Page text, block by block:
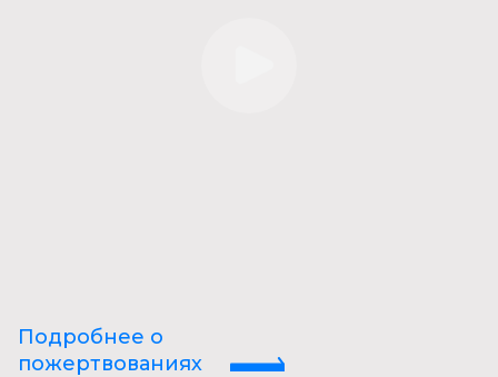
Подробнее о
пожертвованиях